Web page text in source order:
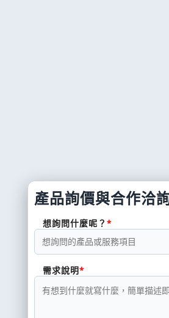
產品詢價與合作洽
想詢問什麼呢？
需求說明